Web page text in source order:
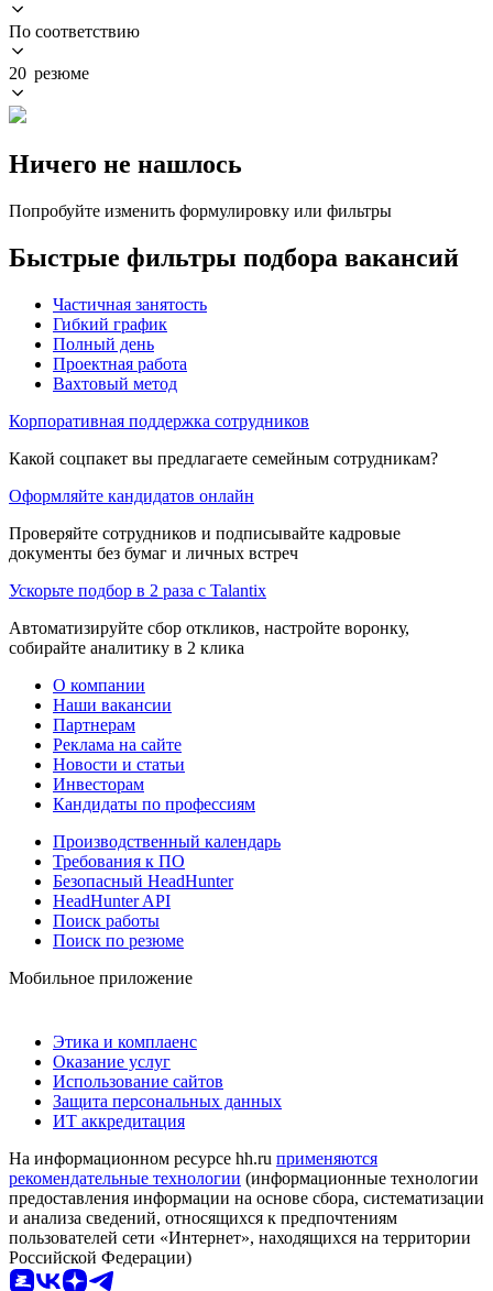
По соответствию
20 резюме
Ничего не нашлось
Попробуйте изменить формулировку или фильтры
Быстрые фильтры подбора вакансий
Частичная занятость
Гибкий график
Полный день
Проектная работа
Вахтовый метод
Корпоративная поддержка сотрудников
Какой соцпакет вы предлагаете семейным сотрудникам?
Оформляйте кандидатов онлайн
Проверяйте сотрудников и подписывайте кадровые
документы без бумаг и личных встреч
Ускорьте подбор в 2 раза с Talantix
Автоматизируйте сбор откликов, настройте воронку,
собирайте аналитику в 2 клика
О компании
Наши вакансии
Партнерам
Реклама на сайте
Новости и статьи
Инвесторам
Кандидаты по профессиям
Производственный календарь
Требования к ПО
Безопасный HeadHunter
HeadHunter API
Поиск работы
Поиск по резюме
Мобильное приложение
Этика и комплаенс
Оказание услуг
Использование сайтов
Защита персональных данных
ИТ аккредитация
На информационном ресурсе hh.ru применяются
рекомендательные технологии (информационные технологии
предоставления информации на основе сбора, систематизации
и анализа сведений, относящихся к предпочтениям
пользователей сети «Интернет», находящихся на территории
Российской Федерации)